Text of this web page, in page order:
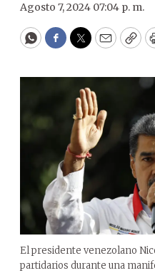
Agosto 7, 2024 07:04 p. m.
WhatsApp
Facebook
Twitter
Email
El presidente venezolano
partidarios durante una